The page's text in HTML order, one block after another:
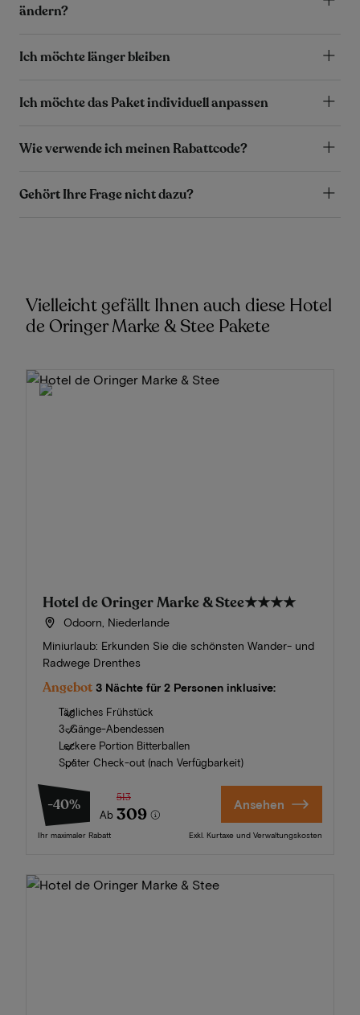
ändern?
Ich möchte länger bleiben
Ich möchte das Paket individuell anpassen
Wie verwende ich meinen Rabattcode?
Gehört Ihre Frage nicht dazu?
Vielleicht gefällt Ihnen auch diese Hotel
de Oringer Marke & Stee Pakete
Hotel de Oringer Marke & Stee★★★★
Odoorn, Niederlande
Miniurlaub: Erkunden Sie die schönsten Wander- und
Radwege Drenthes
Angebot 3 Nächte für 2 Personen inklusive:
Tägliches Frühstück
3-Gänge-Abendessen
Leckere Portion Bitterballen
Später Check-out (nach Verfügbarkeit)
-40%
Ab
513
309
Ihr maximaler Rabatt
Ansehen
Exkl. Kurtaxe und Verwaltungskosten